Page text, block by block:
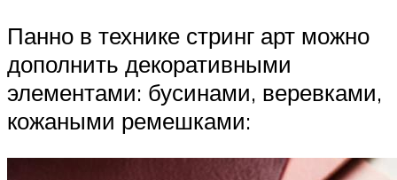
Панно в технике стринг арт можно
дополнить декоративными
элементами: бусинами, веревками,
кожаными ремешками: